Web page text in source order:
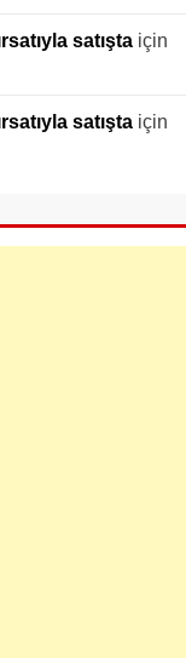
satışta için
satışta için